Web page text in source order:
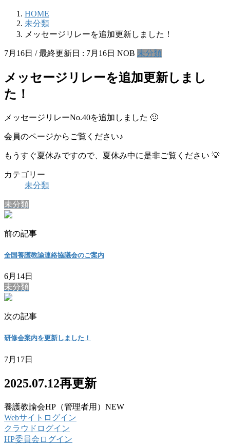
HOME
未分類
メッセージリレーを追加更新しました！
7月16日 / 最終更新日 : 7月16日 NOB 未分類
メッセージリレーを追加更新しまし
た！
メッセージリレーNo.40を追加しました 🙂
会員のページからご覧ください♪
もうすぐ夏休みですので、夏休み中に是非ご覧ください 💡
カテゴリー
未分類
未分類
前の記事
全国養護教諭連絡協議会のご案内
6月14日
未分類
次の記事
研修会案内を更新しました！
7月17日
2025.07.12再更新
養護教諭会HP（管理者用）NEW
Webサイトログイン
クラウドログイン
HP委員会ログイン